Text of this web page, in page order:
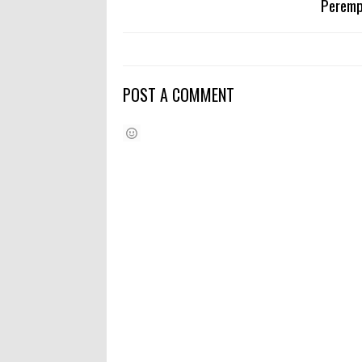
POST A COMMENT